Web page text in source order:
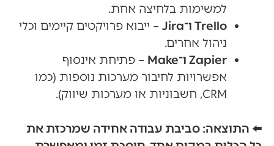
למשימות בלחיצה אחת.
Trello ו־Jira
– ייבוא פרויקטים קיימים וכלי
ניהול אחרים.
Zapier ו־Make
– פתיחת אינסוף
אפשרויות לחיבור מערכות נוספות (כמו
CRM, חשבוניות או מערכות שיווק).
⬅️ התוצאה: סביבת עבודה אחידה שמרכזת את